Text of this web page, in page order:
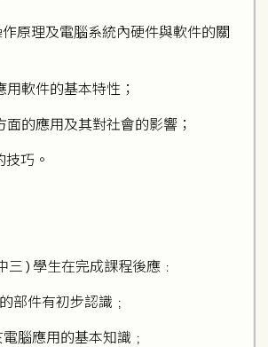
作原理及電腦系統內硬件與軟件的關
軟件的基本特性；
面的應用及其對社會的影響；
巧。
三 ) 學生在完成課程後應﹕
部件有初步認識﹔
腦應用的基本知識﹔